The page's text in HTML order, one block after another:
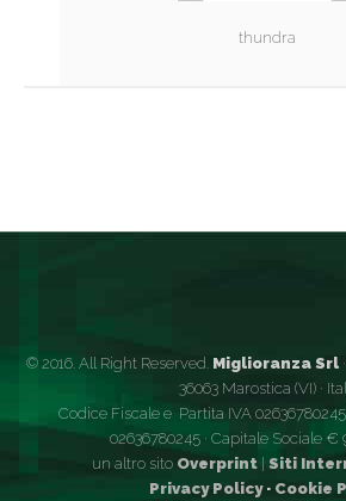
thundra
© 2016. All Right Reserved. Miglioranza Srl
36063 Marostica (VI) ·
Codice Fiscale e Partita IVA
02636780245 · Capitale Sociale €
un altro sito Overprint Siti
Privacy Policy · Cookie